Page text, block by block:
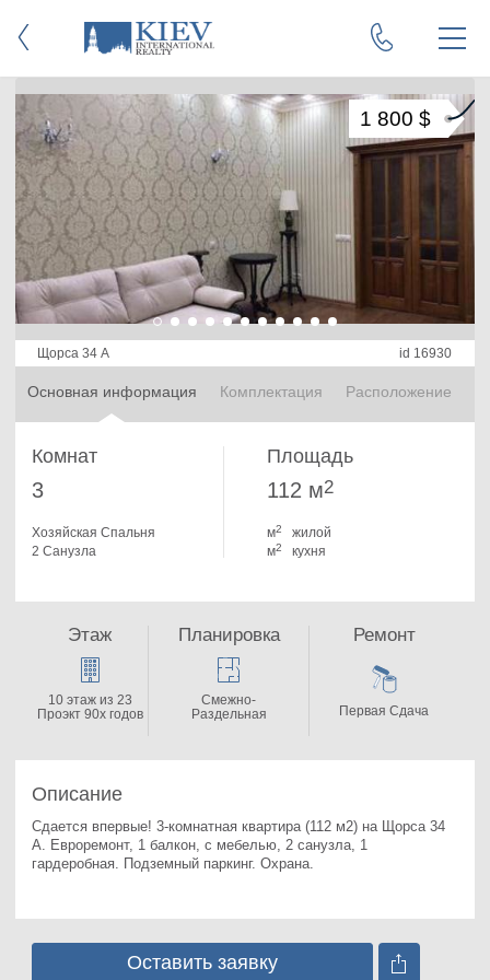
Щорса 34 А id 16930
Основная информация Комплектация Расположение
1 800 $
Комнат
3
Хозяйская Спальня
2 Санузла
Площадь
112 м2
м2
жилой
м2 кухня
Описание
Сдается впервые! 3-комнатная квартира (112 м2) на Щорса 34
А. Евроремонт, 1 балкон, с мебелью, 2 санузла, 1
гардеробная. Подземный паркинг. Охрана.
Этаж
10 этаж из 23
Проэкт 90х годов
Планировка
Смежно-
Раздельная
Ремонт
Первая Сдача
Оставить заявку